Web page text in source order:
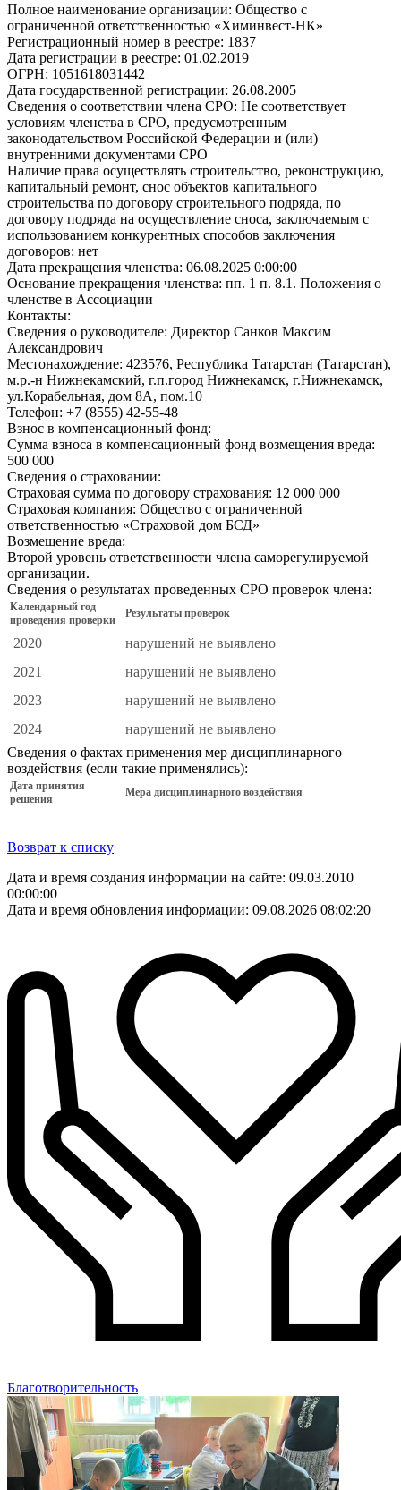
Полное наименование организации: Общество с
ограниченной ответственностью «Химинвест-НК»
Регистрационный номер в реестре: 1837
Дата регистрации в реестре: 01.02.2019
ОГРН: 1051618031442
Дата государственной регистрации: 26.08.2005
Сведения о соответствии члена СРО: Не соответствует
условиям членства в СРО, предусмотренным
законодательством Российской Федерации и (или)
внутренними документами СРО
Наличие права осуществлять строительство, реконструкцию,
капитальный ремонт, снос объектов капитального
строительства по договору строительного подряда, по
договору подряда на осуществление сноса, заключаемым с
использованием конкурентных способов заключения
договоров: нет
Дата прекращения членства: 06.08.2025 0:00:00
Основание прекращения членства: пп. 1 п. 8.1. Положения о
членстве в Ассоциации
Контакты:
Сведения о руководителе: Директор Санков Максим
Александрович
Местонахождение: 423576, Республика Татарстан (Татарстан),
м.р.-н Нижнекамский, г.п.город Нижнекамск, г.Нижнекамск,
ул.Корабельная, дом 8А, пом.10
Телефон: +7 (8555) 42-55-48
Взнос в компенсационный фонд:
Сумма взноса в компенсационный фонд возмещения вреда:
500 000
Сведения о страховании:
Страховая сумма по договору страхования: 12 000 000
Страховая компания: Общество с ограниченной
ответственностью «Страховой дом БСД»
Возмещение вреда:
Второй уровень ответственности члена саморегулируемой
организации.
Сведения о результатах проведенных СРО проверок члена:
Календарный год
проведения проверки
Результаты проверок
2020
нарушений не выявлено
2021
нарушений не выявлено
2023
нарушений не выявлено
2024
нарушений не выявлено
Сведения о фактах применения мер дисциплинарного
воздействия (если такие применялись):
Дата принятия
решения
Мера дисциплинарного воздействия
Возврат к списку
Дата и время создания информации на сайте: 09.03.2010
00:00:00
Дата и время обновления информации: 09.08.2026 08:02:20
Благотворительность